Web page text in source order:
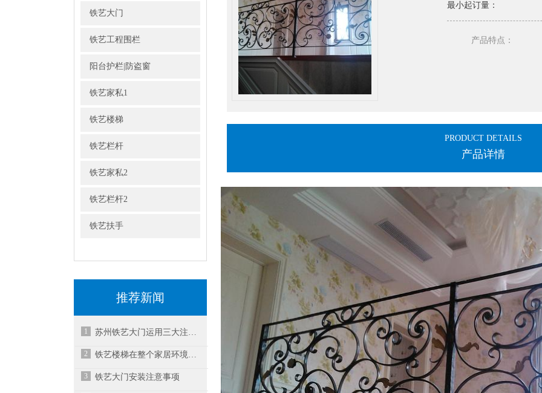
铁艺大门
铁艺工程围栏
阳台护栏|防盗窗
铁艺家私1
铁艺楼梯
铁艺栏杆
铁艺家私2
铁艺栏杆2
铁艺扶手
推荐新闻
1 苏州铁艺大门运用三大注意要点
2 铁艺楼梯在整个家居环境中占有重要地位
3 铁艺大门安装注意事项
最小起订量：
产品特点：
PRODUCT DETAILS
产品详情